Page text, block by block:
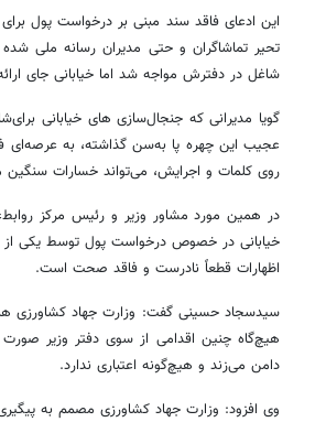
این ادعای فاقد سند مبنی بر درخواست پول
تحیر تماشاگران و حتی مدیران رسانه ملی
شاغل در دفترش مواجه شد اما خیابانی جای
گویا مدیرانی که جنجال‌سازی های خیابانی
عجیب این چهره پا به‌سن گذاشته، به عرصه‌ای
روی کلمات و اجرایش، می‌تواند خسارات سنگین
در همین مورد مشاور وزیر و رئیس مرکز
خیابانیدر خصوص درخواست پول توسط یکی از
اظهارات قطعاً نادرست و فاقد صحت است.
سیدسجاد حسینی گفت: وزارت جهاد کشاورزی
هیچ‌گاه چنین اقدامی از سوی دفتر وزیر صورت
دامن می‌زند و هیچ‌گونه اعتباری ندارد.
وی افزود: وزارت جهاد کشاورزی مصمم به